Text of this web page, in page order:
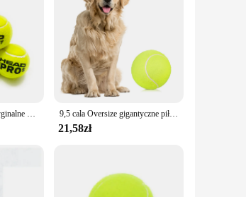
and competitive play. The
the optimal performance they need to
ball is available for each level of
makes them a reliable choice for
court, these balls maintain their
sale. With their consistent bounce and
4/8/16 PCS HEAD Oryginalne piłki tenisowe Piłka tenisowa Piłka tenisowa Piłki trenerskie Trener Pelotas Piłki tenisowe Wełna Guma 9,5 cala Oversize gigantyczne piłki tenisowe nadmuchiwana piłka tenisowa zabawki dla psów piłki dla podpisów dzieci dorosłe zwierzęta psy koty zabawa
21,58zł